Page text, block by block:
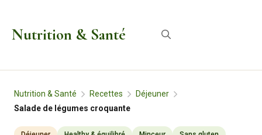
Nutrition & Santé
Nutrition & Santé Recettes
Déjeuner
Salade de légumes croquante